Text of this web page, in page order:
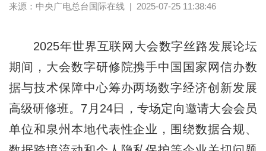
来源：中央广电总台国际在线| 2025-07-25 11:38:46
2025年世界互联网大会数字丝路发展论坛
期间，大会数字研修院携手中国国家网信办数
据与技术保障中心筹办两场数字经济创新发展
高级研修班。7月24日，专场定向邀请大会会员
单位和泉州本地代表性企业，围绕数据合规、